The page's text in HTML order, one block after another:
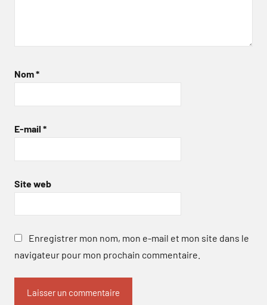
Nom*
E-mail *
Site web
Enregistrer mon nom, mon e-mail et mon site dans le
navigateur pour mon prochain commentaire.